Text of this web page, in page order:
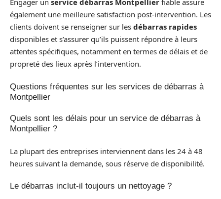
Engager un service débarras Montpellier fiable assure
également une meilleure satisfaction post-intervention. Les
clients doivent se renseigner sur les débarras rapides
disponibles et s’assurer qu’ils puissent répondre à leurs
attentes spécifiques, notamment en termes de délais et de
propreté des lieux après l’intervention.
Questions fréquentes sur les services de débarras à
Montpellier
Quels sont les délais pour un service de débarras à
Montpellier ?
La plupart des entreprises interviennent dans les 24 à 48
heures suivant la demande, sous réserve de disponibilité.
Le débarras inclut-il toujours un nettoyage ?